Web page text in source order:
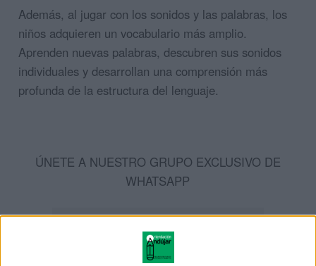
Además, al jugar con los sonidos y las palabras, los
niños adquieren un vocabulario más amplio.
Aprenden nuevas palabras, descubren sus sonidos
individuales y desarrollan una comprensión más
profunda de la estructura del lenguaje.
ÚNETE A NUESTRO GRUPO EXCLUSIVO DE
WHATSAPP